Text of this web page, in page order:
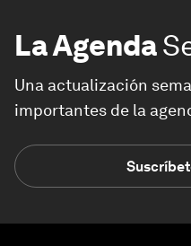
La Agenda
Una actualización
importantes de la